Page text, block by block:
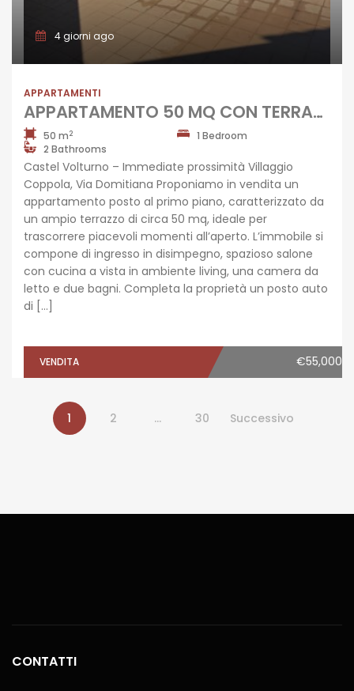
4 giorni ago
APPARTAMENTI
APPARTAMENTO 50 MQ CON TERRAZZO Castel Volturno-Domitiana
50 m2
1 Bedroom
2 Bathrooms
Castel Volturno – Immediate prossimità Villaggio
Coppola, Via Domitiana Proponiamo in vendita un
appartamento posto al primo piano, caratterizzato da
un ampio terrazzo di circa 50 mq, ideale per
trascorrere piacevoli momenti all’aperto. L’immobile si
compone di ingresso in disimpegno, spazioso salone
con cucina a vista in ambiente living, una camera da
letto e due bagni. Completa la proprietà un posto auto
di […]
VENDITA €55,000
1 2 … 30 Successivo
CONTATTI